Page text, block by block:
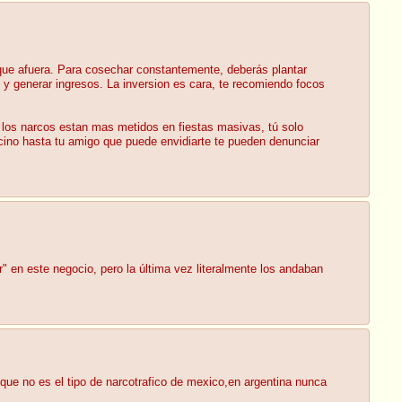
afuera. Para cosechar constantemente, deberás plantar
generar ingresos. La inversion es cara, te recomiendo focos
narcos estan mas metidos en fiestas masivas, tú solo
hasta tu amigo que puede envidiarte te pueden denunciar
en este negocio, pero la última vez literalmente los andaban
no es el tipo de narcotrafico de mexico,en argentina nunca